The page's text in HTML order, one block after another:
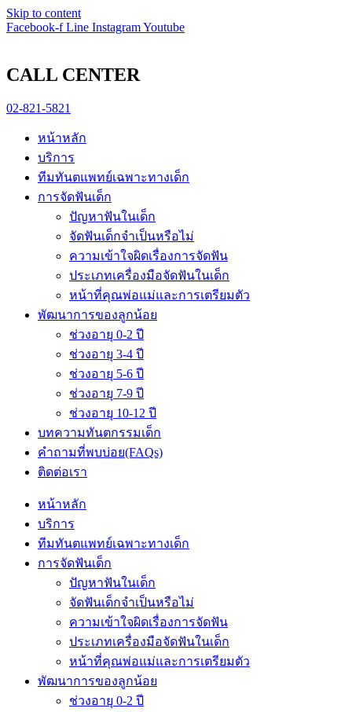
Skip to content
Facebook-f Line InstagramYoutube
CALL CENTER
02-821-5821
หน้าหลัก
บริการ
ทีมทันตแพทย์เฉพาะทางเด็ก
การจัดฟันเด็ก
ปัญหาฟันในเด็ก
จัดฟันเด็กจำเป็นหรือไม่
ความเข้าใจผิดเรื่องการจัดฟัน
ประเภทเครื่องมือจัดฟันในเด็ก
หน้าที่คุณพ่อแม่และการเตรียมตัว
พัฒนาการของลูกน้อย
ช่วงอายุ 0-2 ปี
ช่วงอายุ 3-4 ปี
ช่วงอายุ 5-6 ปี
ช่วงอายุ 7-9 ปี
ช่วงอายุ 10-12 ปี
บทความทันตกรรมเด็ก
คำถามที่พบบ่อย(FAQs)
ติดต่อเรา
หน้าหลัก
บริการ
ทีมทันตแพทย์เฉพาะทางเด็ก
การจัดฟันเด็ก
ปัญหาฟันในเด็ก
จัดฟันเด็กจำเป็นหรือไม่
ความเข้าใจผิดเรื่องการจัดฟัน
ประเภทเครื่องมือจัดฟันในเด็ก
หน้าที่คุณพ่อแม่และการเตรียมตัว
พัฒนาการของลูกน้อย
ช่วงอายุ 0-2 ปี